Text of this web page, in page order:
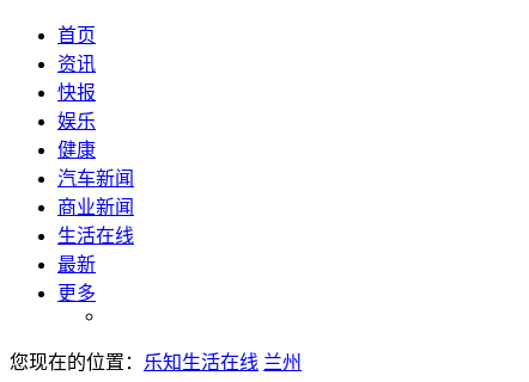
首页
资讯
快报
娱乐
健康
汽车新闻
商业新闻
生活在线
最新
更多
您现在的位置： 乐知生活在线 兰州